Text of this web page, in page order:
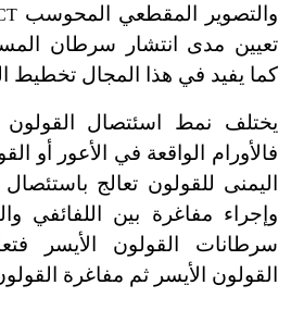
والتصوير المقطعي المحوسب
تعيين مدى انتشار سرطان
كما يفيد في هذا المجال تخطيط
يختلف نمط اسئتصال
فالأورام الواقعة في الأعور أو
اليمنى للقولون تعالج
وإجراء مفاغرة بين اللفائفي
سرطانات القولون الأيسر
القولون الأيسر ثم مفاغرة